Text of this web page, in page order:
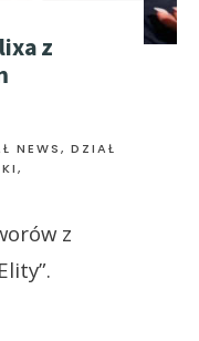
z
NEWS, DZIAŁ
z